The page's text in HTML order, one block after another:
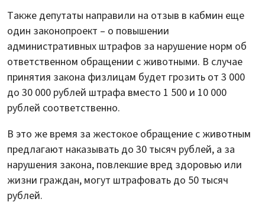
Также депутаты направили на отзыв в кабмин еще
один законопроект – о повышении
административных штрафов за нарушение норм об
ответственном обращении с животными. В случае
принятия закона физлицам будет грозить от 3 000
до 30 000 рублей штрафа вместо 1 500 и 10 000
рублей соответственно.
В это же время за жестокое обращение с животным
предлагают наказывать до 30 тысяч рублей, а за
нарушения закона, повлекшие вред здоровью или
жизни граждан, могут штрафовать до 50 тысяч
рублей.